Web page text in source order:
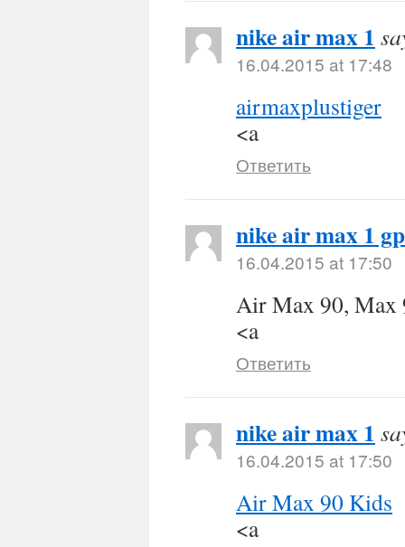
nike air max 1
16.04.2015 at 17:48
airmaxplustiger
<a
Ответить
nike air max 1
16.04.2015 at 17:50
Air Max 90, Max
<a
Ответить
nike air max 1
16.04.2015 at 17:50
Air Max 90 Kids
<a